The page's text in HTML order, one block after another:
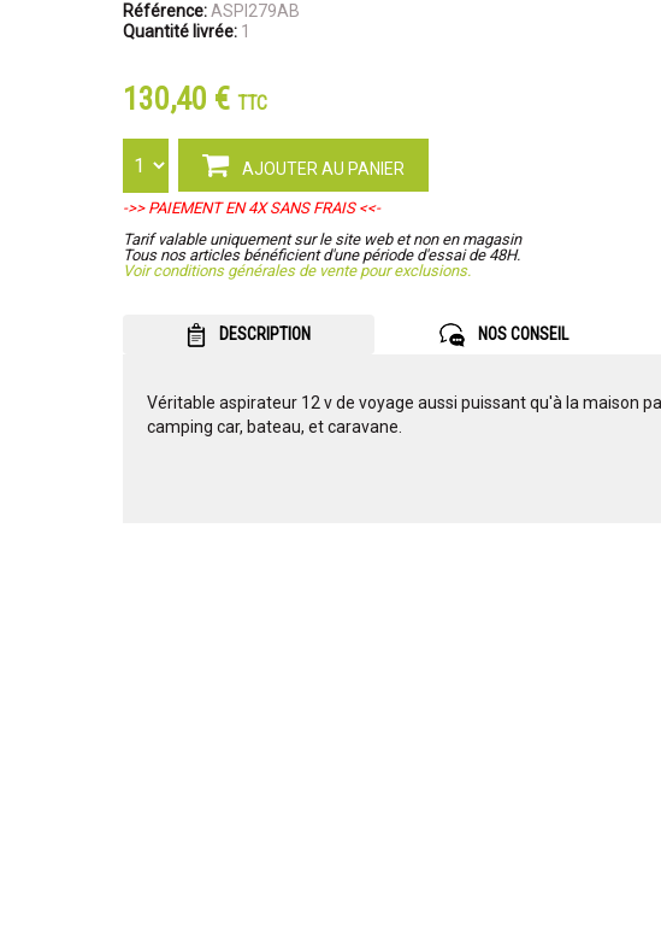
Référence: ASPI279AB
Quantité livrée: 1
130,40 € TTC
AJOUTER AU PANIER
->> PAIEMENT EN 4X SANS FRAIS <<-
Tarif valable uniquement sur le site web et non en magasin
Tous nos articles bénéficient d'une période d'essai de 48H.
Voir conditions générales de vente pour exclusions.
DESCRIPTION NOS CONSEIL
Véritable aspirateur 12 v de voyage aussi puissant qu'à la maison
camping car, bateau, et caravane.